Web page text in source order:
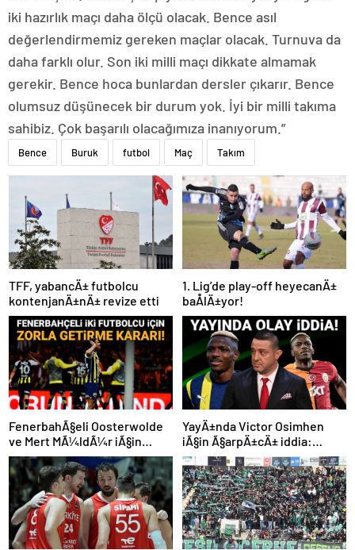
iki hazırlık maçı daha ölçü olacak. Bence asıl
değerlendirmemiz gereken maçlar olacak. Turnuva da
daha farklı olur. Son iki milli maçı dikkate almamak
gerekir. Bence hoca bunlardan dersler çıkarır. Bence
olumsuz düşünecek bir durum yok. İyi bir milli takıma
sahibiz. Çok başarılı olacağımıza inanıyorum.”
Bence Buruk futbol Maç Takım
TFF, yabancÄ± futbolcu
kontenjanÄ±nÄ± revize etti
1. Lig’de play-off heyecanÄ±
baÅlÄ±yor!
FenerbahÃ§eli Oosterwolde
ve Mert MÃ¼ldÃ¼r iÃ§in
olaylÄ± derbi davasÄ±nda
zorla getirme kararÄ±
YayÄ±nda Victor Osimhen
iÃ§in Ã§arpÄ±cÄ± iddia:
“Futbol tarihinin en
bÃ¼yÃ¼k Åoku olur!”